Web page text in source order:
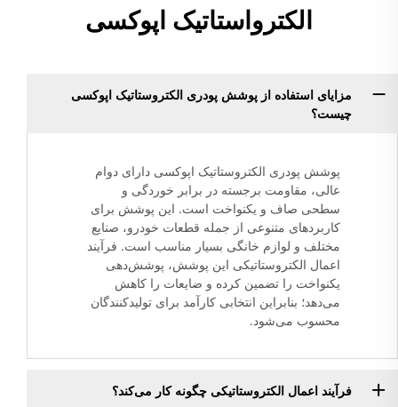
الکترواستاتیک اپوکسی
مزایای استفاده از پوشش پودری الکتروستاتیک اپوکسی
چیست؟
پوشش پودری الکتروستاتیک اپوکسی دارای دوام
عالی، مقاومت برجسته در برابر خوردگی و
سطحی صاف و یکنواخت است. این پوشش برای
کاربردهای متنوعی از جمله قطعات خودرو، صنایع
مختلف و لوازم خانگی بسیار مناسب است. فرآیند
اعمال الکتروستاتیکی این پوشش، پوشش‌دهی
یکنواخت را تضمین کرده و ضایعات را کاهش
می‌دهد؛ بنابراین انتخابی کارآمد برای تولیدکنندگان
محسوب می‌شود.
فرآیند اعمال الکتروستاتیکی چگونه کار می‌کند؟